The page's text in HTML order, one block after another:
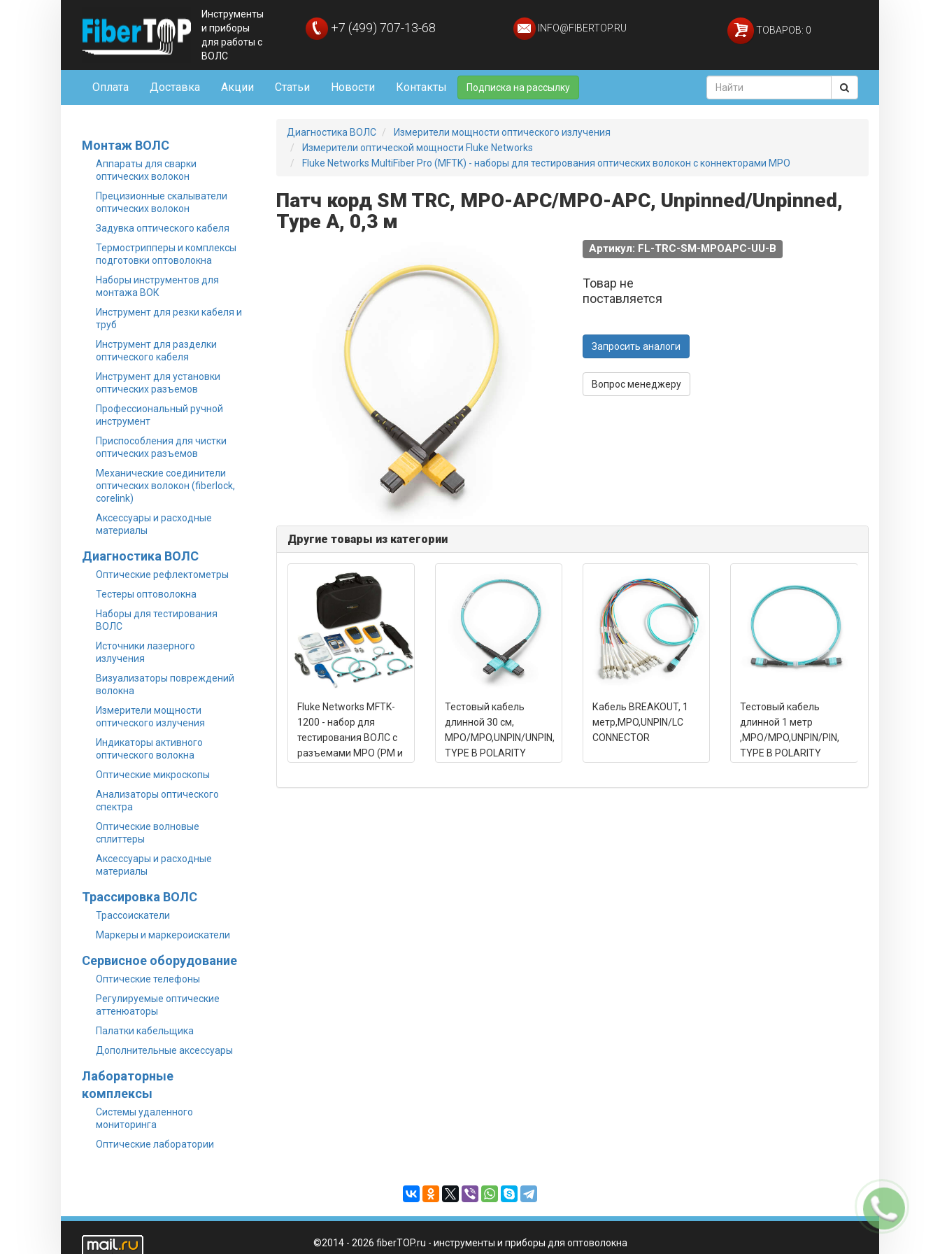
Инструменты
и приборы
для работы с
ВОЛС
+7 (499) 707-13-68 INFO@FIBERTOP.RU ТОВАРОВ: 0
Оплата Доставка Акции Статьи Новости Контакты Подписка на рассылку
Монтаж ВОЛС
Аппараты для сварки
оптических волокон
Прецизионные скалыватели
оптических волокон
Задувка оптического кабеля
Термострипперы и комплексы
подготовки оптоволокна
Наборы инструментов для
монтажа ВОК
Инструмент для резки кабеля и
труб
Инструмент для разделки
оптического кабеля
Инструмент для установки
оптических разъемов
Профессиональный ручной
инструмент
Приспособления для чистки
оптических разъемов
Механические соединители
оптических волокон (fiberlock,
corelink)
Аксессуары и расходные
материалы
Диагностика ВОЛС
Оптические рефлектометры
Тестеры оптоволокна
Наборы для тестирования
ВОЛС
Источники лазерного
излучения
Визуализаторы повреждений
волокна
Измерители мощности
оптического излучения
Индикаторы активного
оптического волокна
Оптические микроскопы
Анализаторы оптического
спектра
Оптические волновые
сплиттеры
Аксессуары и расходные
материалы
Трассировка ВОЛС
Трассоискатели
Маркеры и маркероискатели
Сервисное оборудование
Оптические телефоны
Регулируемые оптические
аттенюаторы
Палатки кабельщика
Дополнительные аксессуары
Лабораторные
комплексы
Системы удаленного
мониторинга
Оптические лаборатории
Диагностика ВОЛС
Измерители мощности оптического излучения
Измерители оптической мощности Fluke Networks
Fluke Networks MultiFiber Pro (MFTK) - наборы для тестирования оптических волокон с коннекторами MPO
Патч корд SM TRC, MPO-APC/MPO-APC, Unpinned/Unpinned,
Type A, 0,3 м
Артикул: FL-TRC-SM-MPOAPC-UU-B
Товар не
поставляется
Запросить аналоги
Вопрос менеджеру
Другие товары из категории
Fluke Networks MFTK-
1200 - набор для
тестирования ВОЛС с
разъемами MPO (PM и
Тестовый кабель
длинной 30 см,
MPO/MPO,UNPIN/UNPIN,
TYPE B POLARITY
Кабель BREAKOUT, 1
метр,MPO,UNPIN/LC
CONNECTOR
Тестовый кабель
длинной 1 метр
,MPO/MPO,UNPIN/PIN,
TYPE B POLARITY
©2014 - 2026 fiberTOP.ru - инструменты и приборы для оптоволокна
Заказать
звонок